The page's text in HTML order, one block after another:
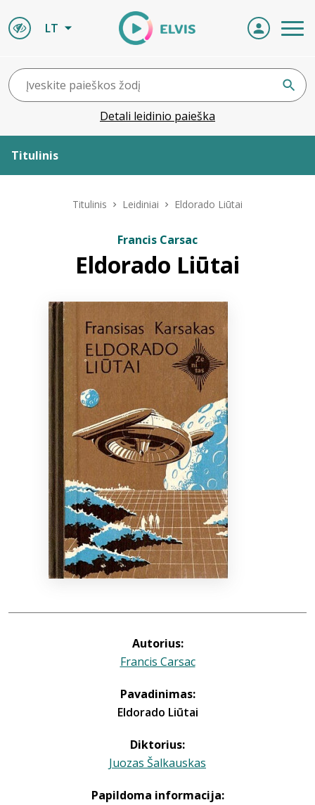
LT
Detali leidinio paieška
Titulinis
ELVIS atvyksta
Naujienos
Bibliotekoms
+370 667 80 541
info@elvislab.lt
Titulinis Leidiniai Eldorado Liūtai
Francis Carsac
Eldorado Liūtai
Autorius:
Francis Carsac
Pavadinimas:
Eldorado Liūtai
Diktorius:
Juozas Šalkauskas
Papildoma informacija: